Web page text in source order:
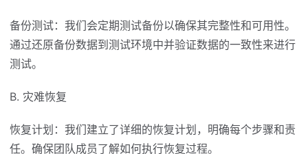
备份测试：我们会定期测试备份以确保其完整性和可用性。
通过还原备份数据到测试环境中并验证数据的一致性来进行
测试。
B. 灾难恢复
恢复计划：我们建立了详细的恢复计划，明确每个步骤和责
任。确保团队成员了解如何执行恢复过程。